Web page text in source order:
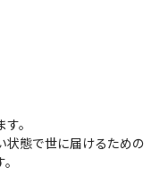
。
状態で世に届けるための